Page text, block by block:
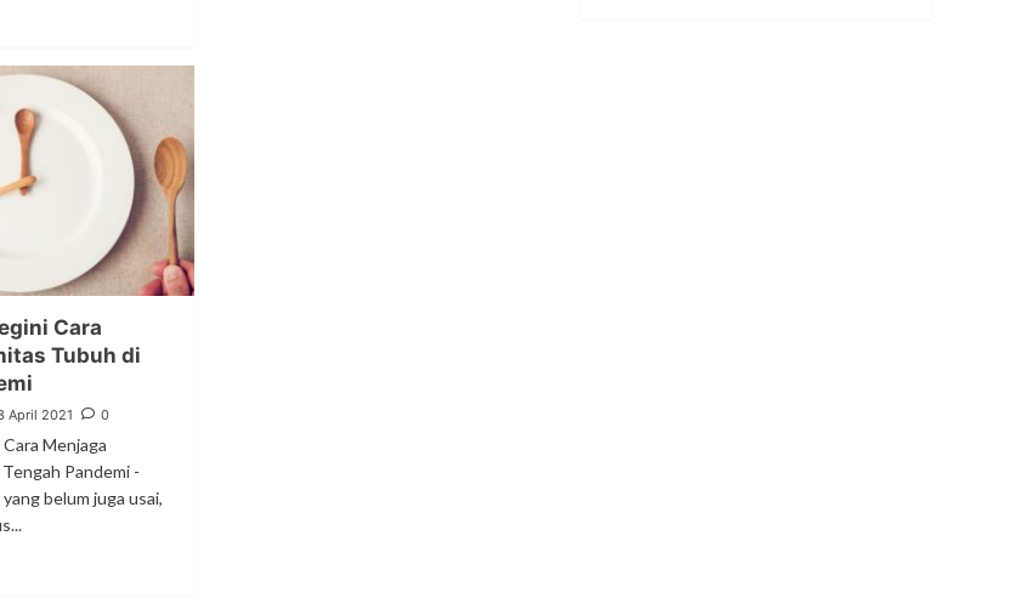
Cara
Tubuh di
April 2021 0
Menjaga
Pandemi -
belum juga usai,